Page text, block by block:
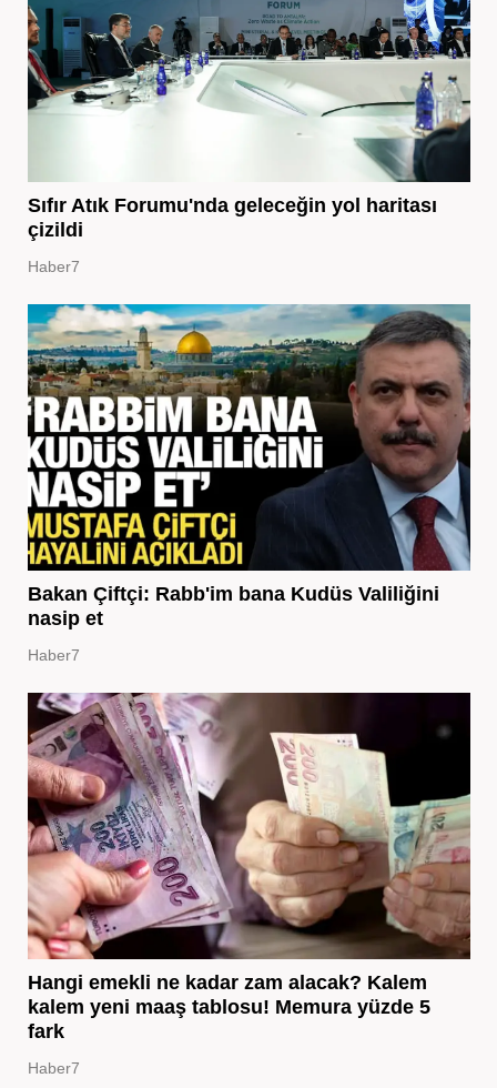
Sıfır Atık Forumu'nda geleceğin yol haritası
çizildi
Haber7
Bakan Çiftçi: Rabb'im bana Kudüs Valiliğini
nasip et
Haber7
Hangi emekli ne kadar zam alacak? Kalem
kalem yeni maaş tablosu! Memura yüzde 5
fark
Haber7